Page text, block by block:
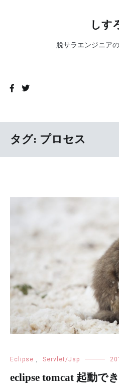
しす
脱サラエンジニア
タグ: プロセス
Eclipse , Servlet/Jsp
eclipse tomcat 起動で